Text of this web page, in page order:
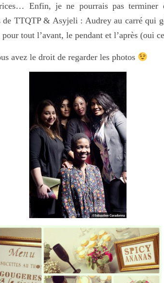
Enfin, je ne pourrais pas terminer
TTQTP & Asyjeli : Audrey au carré qui
tout l’avant, le pendant et l’après (oui
avez le droit de regarder les photos